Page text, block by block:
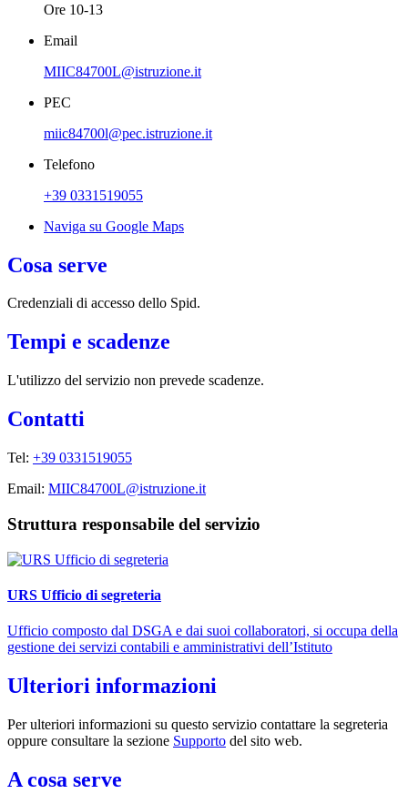
Ore 10-13
Email
MIIC84700L@istruzione.it
PEC
miic84700l@pec.istruzione.it
Telefono
+39 0331519055
Naviga su Google Maps
Cosa serve
Credenziali di accesso dello Spid.
Tempi e scadenze
L'utilizzo del servizio non prevede scadenze.
Contatti
Tel: +39 0331519055
Email: MIIC84700L@istruzione.it
Struttura responsabile del servizio
URS Ufficio di segreteria
Ufficio composto dal DSGA e dai suoi collaboratori, si occupa della
gestione dei servizi contabili e amministrativi dell’Istituto
Ulteriori informazioni
Per ulteriori informazioni su questo servizio contattare la segreteria
oppure consultare la sezione Supporto del sito web.
A cosa serve